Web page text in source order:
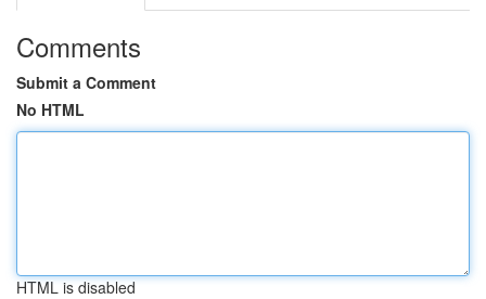
Comments
Submit a Comment
No HTML
HTML is disabled